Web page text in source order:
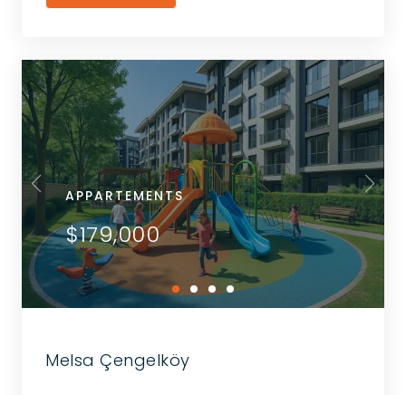
APPARTEMENTS
$179,000
Melsa Çengelköy